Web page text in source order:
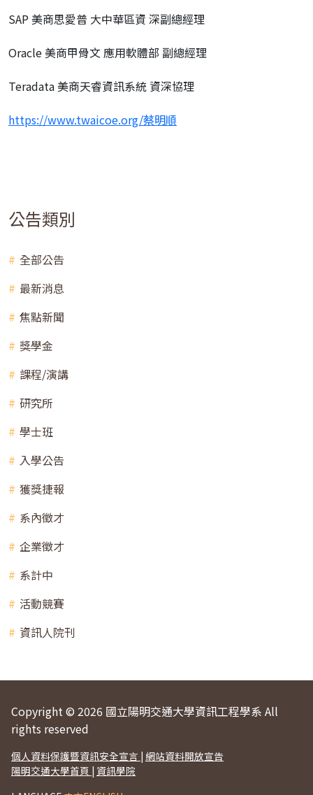
SAP 美商思愛普 大中華區資 深副總經理
Oracle 美商甲骨文 應用軟體部 副總經理
Teradata 美商天睿資訊系統 資深協理
https://www.twaicoe.org/蔡明順
公告類別
全部公告
最新消息
焦點新聞
獎學金
課程/演講
研究所
學士班
入學公告
獲獎捷報
系內徵才
企業徵才
系計中
活動競賽
資訊人院刊
Copyright © 2026 國立陽明交通大學資訊工程學系 All
rights reserved
個人資料保護暨資訊安全宣言 | 網站資料開放宣告
陽明交通大學首頁 | 資訊學院